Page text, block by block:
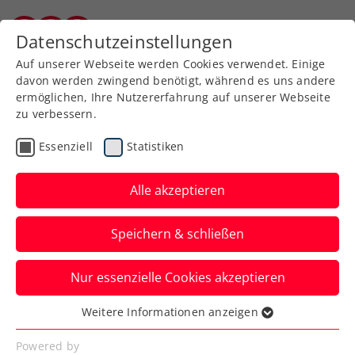
Aktuelle News
News filtern
Datenschutzeinstellungen
Auf unserer Webseite werden Cookies verwendet. Einige
davon werden zwingend benötigt, während es uns andere
ermöglichen, Ihre Nutzererfahrung auf unserer Webseite
zu verbessern.
Essenziell Statistiken
Alle akzeptieren
Speichern & schließen
Nur essenzielle Cookies akzeptieren
Essenziell
Essenzielle Cookies werden für grundlegende
Weitere Informationen anzeigen
Powered by